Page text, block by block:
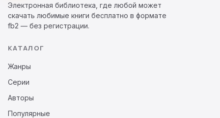
Электронная библиотека, где любой может
скачать любимые книги бесплатно в формате
fb2 — без регистрации.
КАТАЛОГ
Жанры
Серии
Авторы
Популярные